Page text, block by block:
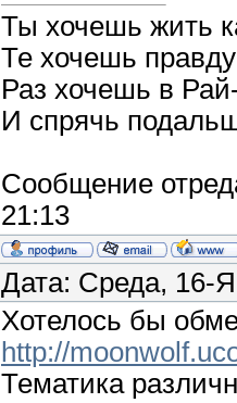
Ты хочешь жить
Те хочешь правду
Раз хочешь в
И спрячь
Сообщение
21:13
Дата: Среда, 16-
Хотелось бы
http://
Тематика